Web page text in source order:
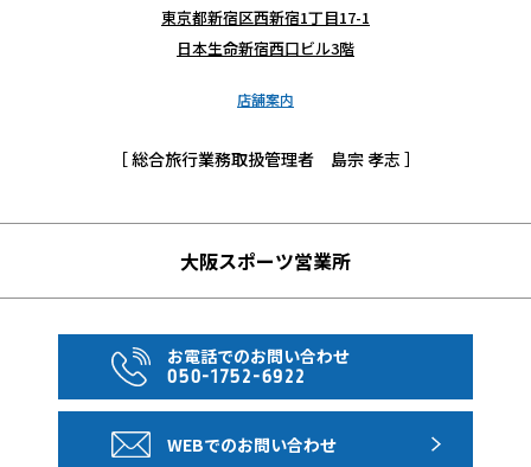
東京都新宿区西新宿1丁目17-1
日本生命新宿西口ビル3階
店舗案内
［ 総合旅行業務取扱管理者 島宗 孝志 ］
大阪スポーツ営業所
お電話でのお問い合わせ
050-1752-6922
WEBでのお問い合わせ